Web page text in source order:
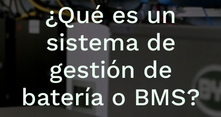
¿Qué es un
sistema de
gestión de
batería o BMS?